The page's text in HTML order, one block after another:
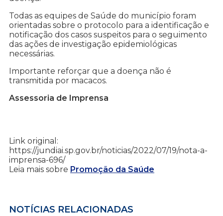
Todas as equipes de Saúde do município foram
orientadas sobre o protocolo para a identificação e
notificação dos casos suspeitos para o seguimento
das ações de investigação epidemiológicas
necessárias.
Importante reforçar que a doença não é
transmitida por macacos.
Assessoria de Imprensa
Link original:
https://jundiai.sp.gov.br/noticias/2022/07/19/nota-a-
imprensa-696/
Leia mais sobre Promoção da Saúde
NOTÍCIAS RELACIONADAS